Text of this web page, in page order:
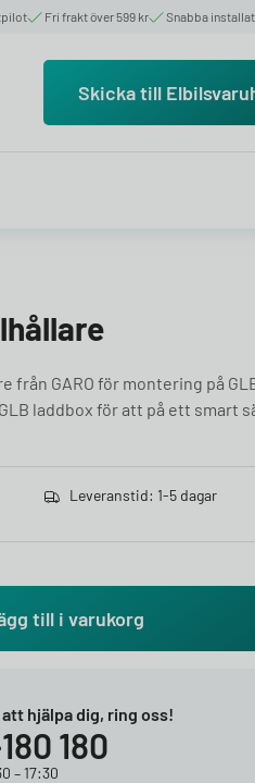
Fri frakt över 599 kr Snabba
Skicka till
från GARO för montering på
laddbox för att på ett smart
Leveranstid: 1-5 dagar
till i varukorg
hjälpa dig, ring oss!
180
– 17:30